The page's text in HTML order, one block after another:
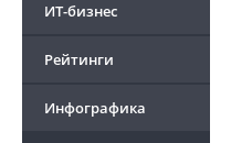
ИТ-бизнес
Рейтинги
Инфографика